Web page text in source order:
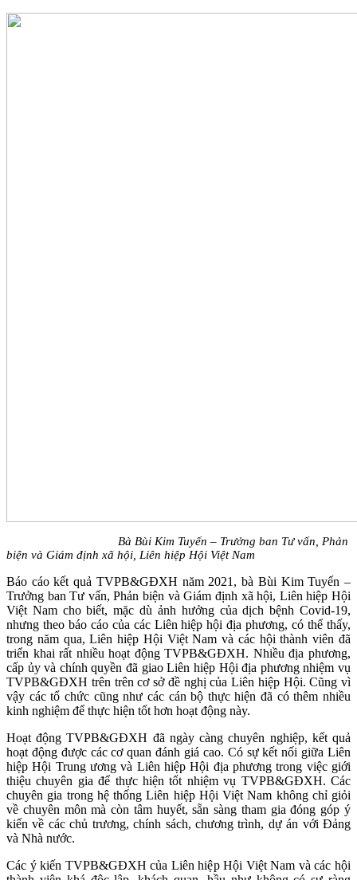
Bà Bùi Kim Tuyến – Trưởng ban Tư vấn, Phản
biện và Giám định xã hội, Liên hiệp Hội Việt Nam
Báo cáo kết quả TVPB&GĐXH năm 2021, bà Bùi Kim Tuyến –
Trưởng ban Tư vấn, Phản biện và Giám định xã hội, Liên hiệp Hội
Việt Nam cho biết, mặc dù ảnh hưởng của dịch bệnh Covid-19,
nhưng theo báo cáo của các Liên hiệp hội địa phương, có thể thấy,
trong năm qua, Liên hiệp Hội Việt Nam và các hội thành viên đã
triển khai rất nhiều hoạt động TVPB&GĐXH. Nhiều địa phương,
cấp ủy và chính quyền đã giao Liên hiệp Hội địa phương nhiệm vụ
TVPB&GĐXH trên trên cơ sở đề nghị của Liên hiệp Hội. Cũng vì
vậy các tổ chức cũng như các cán bộ thực hiện đã có thêm nhiều
kinh nghiệm để thực hiện tốt hơn hoạt động này.
Hoạt động TVPB&GĐXH đã ngày càng chuyên nghiệp, kết quả
hoạt động được các cơ quan đánh giá cao. Có sự kết nối giữa Liên
hiệp Hội Trung ương và Liên hiệp Hội địa phương trong việc giới
thiệu chuyên gia để thực hiện tốt nhiệm vụ TVPB&GĐXH. Các
chuyên gia trong hệ thống Liên hiệp Hội Việt Nam không chỉ giỏi
về chuyên môn mà còn tâm huyết, sẵn sàng tham gia đóng góp ý
kiến về các chủ trương, chính sách, chương trình, dự án với Đảng
và Nhà nước.
Các ý kiến TVPB&GĐXH của Liên hiệp Hội Việt Nam và các hội